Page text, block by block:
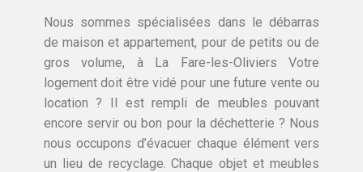
Nous sommes spécialisées dans le débarras
de maison et appartement, pour de petits ou de
gros volume, à La Fare-les-Oliviers Votre
logement doit être vidé pour une future vente ou
location ? Il est rempli de meubles pouvant
encore servir ou bon pour la déchetterie ? Nous
nous occupons d’évacuer chaque élément vers
un lieu de recyclage. Chaque objet et meubles